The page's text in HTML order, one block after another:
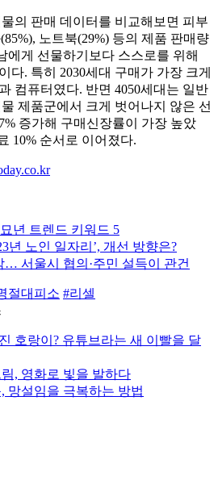
의 판매 데이터를 비교해보면 피부
노트북(29%) 등의 제품 판매량
에게 선물하기보다 스스로를 위해
다. 특히 2030세대 구매가 가장 크게
컴퓨터였다. 반면 4050세대는 일반
제품군에서 크게 벗어나지 않은 선
증가해 구매신장률이 가장 높았
10% 순서로 이어졌다.
년 트렌드 키워드 5
년 노인 일자리’, 개선 방향은?
… 서울시 협의·주민 설득이 관건
절대피소 #리셀
호랑이? 유튜브라는 새 이빨을 달
, 영화로 빛을 발하다
망설임을 극복하는 방법